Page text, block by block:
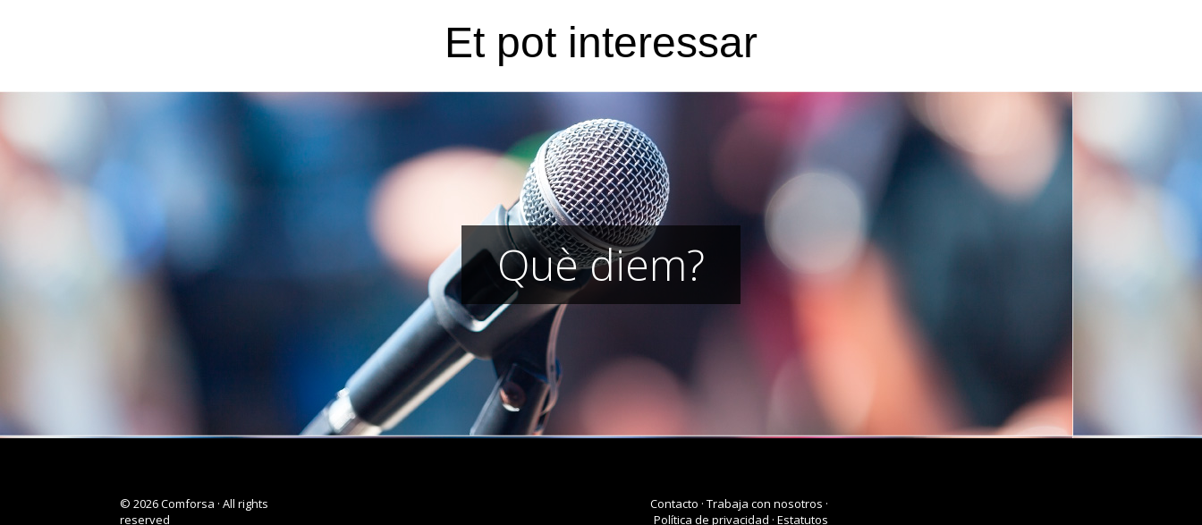
Et pot interessar
Què diem?
© 2026 Comforsa · All rights
reserved
Contacto · Trabaja con nosotros ·
Política de privacidad · Estatutos